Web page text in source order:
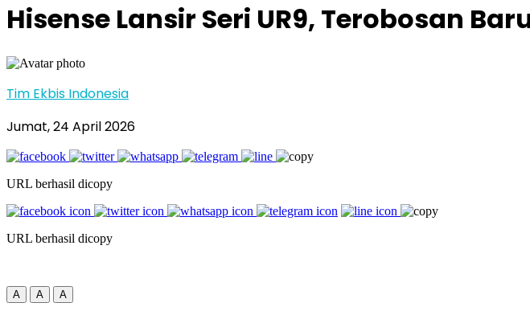
Hisense Lansir Seri UR9, Terobosan
Tim Ekbis Indonesia
Jumat, 24 April 2026
URL berhasil dicopy
URL berhasil dicopy
A A A